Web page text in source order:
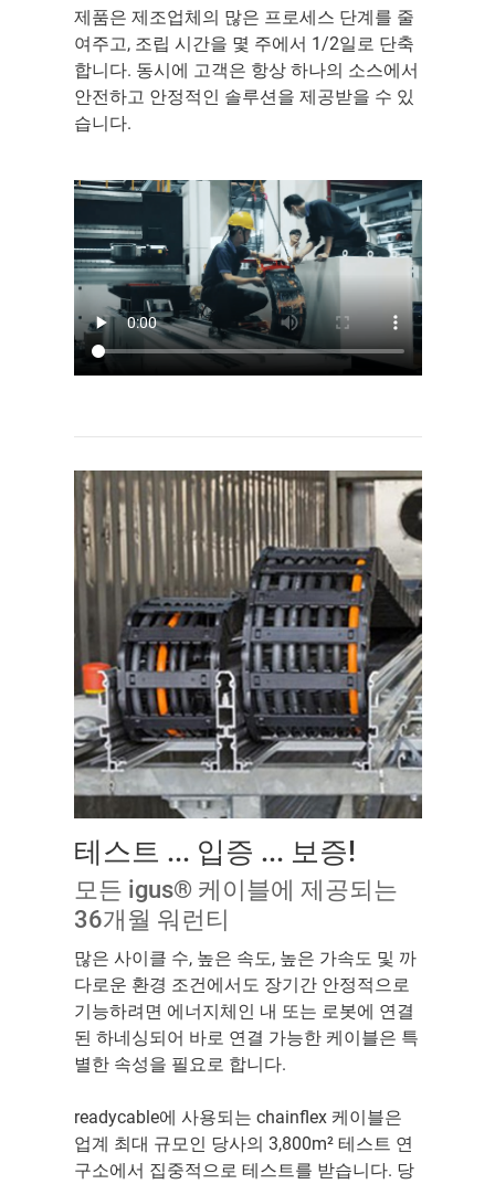
제품은 제조업체의 많은 프로세스 단계를 줄
여주고, 조립 시간을 몇 주에서 1/2일로 단축
합니다. 동시에 고객은 항상 하나의 소스에서
안전하고 안정적인 솔루션을 제공받을 수 있
습니다.
테스트 ... 입증 ... 보증!
모든 igus® 케이블에 제공되는
36개월 워런티
많은 사이클 수, 높은 속도, 높은 가속도 및 까
다로운 환경 조건에서도 장기간 안정적으로
기능하려면 에너지체인 내 또는 로봇에 연결
된 하네싱되어 바로 연결 가능한 케이블은 특
별한 속성을 필요로 합니다.
readycable에 사용되는 chainflex 케이블은
업계 최대 규모인 당사의 3,800m² 테스트 연
구소에서 집중적으로 테스트를 받습니다. 당